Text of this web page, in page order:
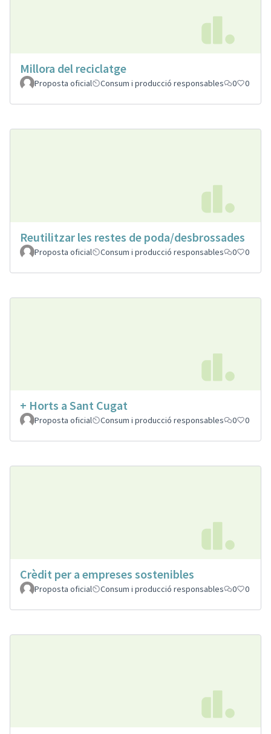
Millora del reciclatge
Proposta oficial Consum i producció responsables 0 0
Reutilitzar les restes de poda/desbrossades
Proposta oficial Consum i producció responsables 0 0
+ Horts a Sant Cugat
Proposta oficial Consum i producció responsables 0 0
Crèdit per a empreses sostenibles
Proposta oficial Consum i producció responsables 0 0